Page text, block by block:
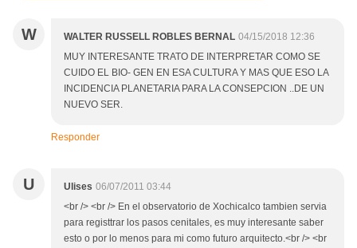
W WALTER RUSSELL ROBLES BERNAL 04/15/2018 12:36
MUY INTERESANTE TRATO DE INTERPRETAR COMO SE
CUIDO EL BIO- GEN EN ESA CULTURA Y MAS QUE ESO LA
INCIDENCIA PLANETARIA PARA LA CONSEPCION ..DE UN
NUEVO SER.
Responder
U Ulises 06/07/2011 03:44
<br /> <br /> En el observatorio de Xochicalco tambien servia
para registtrar los pasos cenitales, es muy interesante saber
esto o por lo menos para mi como futuro arquitecto.<br /> <br